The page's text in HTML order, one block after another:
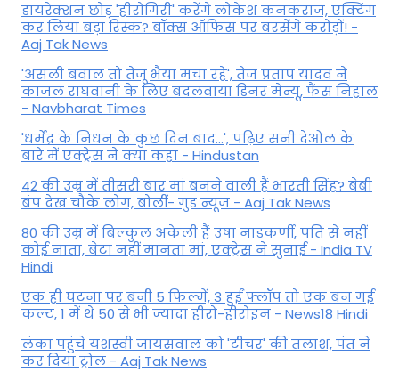
डायरेक्शन छोड़ 'हीरोगिरी' करेंगे लोकेश कनकराज, एक्टिंग
कर लिया बड़ा रिस्क? बॉक्स ऑफिस पर बरसेंगे करोड़ों! -
Aaj Tak News
'असली बवाल तो तेजू भैया मचा रहे', तेज प्रताप यादव ने
काजल राघवानी के लिए बदलवाया डिनर मेन्यू, फैंस न‍िहाल
- Navbharat Times
'धर्मेंद्र के निधन के कुछ दिन बाद...', पढ़िए सनी देओल के
बारे में एक्ट्रेस ने क्या कहा - Hindustan
42 की उम्र में तीसरी बार मां बनने वाली हैं भारती सिंह? बेबी
बंप देख चौंके लोग, बोलीं- गुड न्यूज - Aaj Tak News
80 की उम्र में बिल्कुल अकेली हैं उषा नाडकर्णी, पति से नहीं
कोई नाता, बेटा नहीं मानता मां, एक्ट्रेस ने सुनाई - India TV
Hindi
एक ही घटना पर बनी 5 फिल्में, 3 हुईं फ्लॉप तो एक बन गई
कल्ट, 1 में थे 50 से भी ज्यादा हीरो-हीरोइन - News18 Hindi
लंका पहुंचे यशस्वी जायसवाल को 'टीचर' की तलाश, पंत ने
कर द‍िया ट्रोल - Aaj Tak News